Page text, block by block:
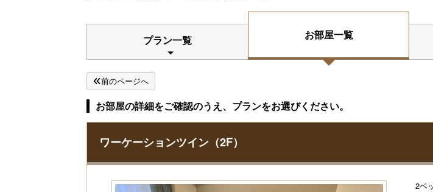
プラン一覧 お部屋一覧
前のページへ
お部屋の詳細をご確認のうえ、プランをお選びください。
ワーケーションツイン（2F）
2ベ